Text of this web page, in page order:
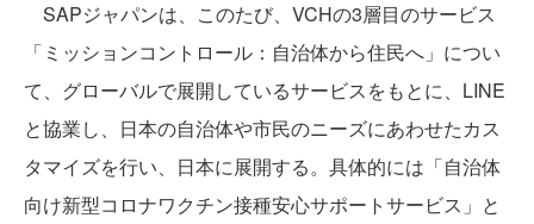
SAPジャパンは、このたび、VCHの3層目のサービス
「ミッションコントロール：自治体から住民へ」につい
て、グローバルで展開しているサービスをもとに、LINE
と協業し、日本の自治体や市民のニーズにあわせたカス
タマイズを行い、日本に展開する。具体的には「自治体
向け新型コロナワクチン接種安心サポートサービス」と